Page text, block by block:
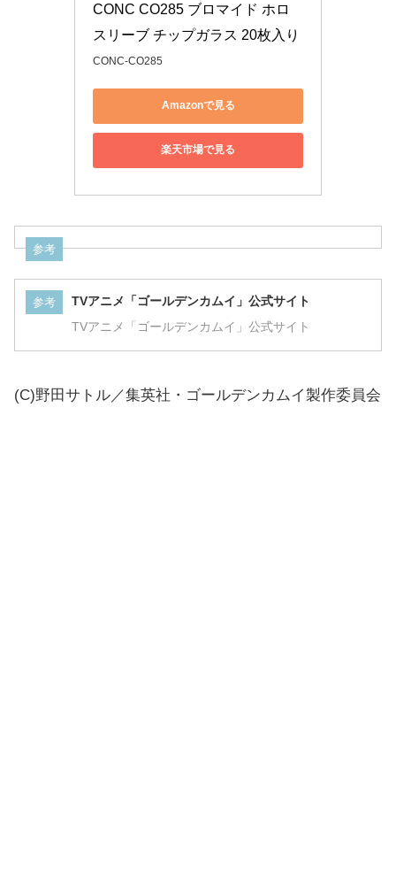
CONC CO285 ブロマイド ホロ
スリーブ チップガラス 20枚入り
CONC-CO285
Amazonで見る
楽天市場で見る
参考
参考 TVアニメ「ゴールデンカムイ」公式サイト
TVアニメ「ゴールデンカムイ」公式サイト
(C)野田サトル／集英社・ゴールデンカムイ製作委員会